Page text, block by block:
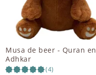
Musa de beer - Quran en
Adhkar
(4)